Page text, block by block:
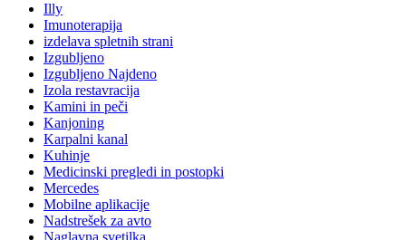
Illy
Imunoterapija
izdelava spletnih strani
Izgubljeno
Izgubljeno Najdeno
Izola restavracija
Kamini in peči
Kanjoning
Karpalni kanal
Kuhinje
Medicinski pregledi in postopki
Mercedes
Mobilne aplikacije
Nadstrešek za avto
Naglavna svetilka